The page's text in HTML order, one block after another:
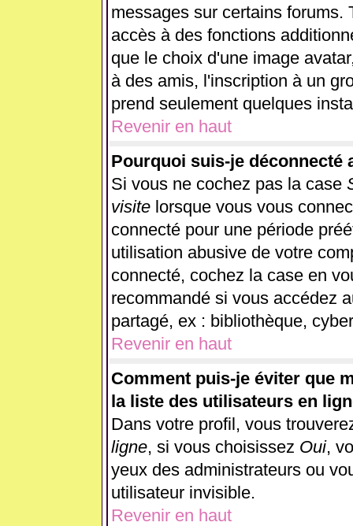
messages sur certains forums.
accès à des fonctions
que le choix d'une image
à des amis, l'inscription à un
prend seulement quelques
Revenir en haut
Pourquoi suis-je déconnecté
Si vous ne cochez pas la case
visitelorsque vous vous
connecté pour une période
utilisation abusive de votre
connecté, cochez la case en
recommandé si vous accédez
partagé, ex : bibliothèque,
Revenir en haut
Comment puis-je éviter que
la liste des utilisateurs en
Dans votre profil, vous
ligne, si vous choisissez Oui,
yeux des administrateurs ou
utilisateur invisible.
Revenir en haut